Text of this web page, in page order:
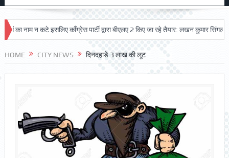
नाम न कटे इसलिए काँग्रेस पार्टी द्वारा बीएलए 2 किए जा रहे तैयार: लखन कुमार सिंगला
HOME CITY NEWS दिनदहाडे 3 लाख की लूट